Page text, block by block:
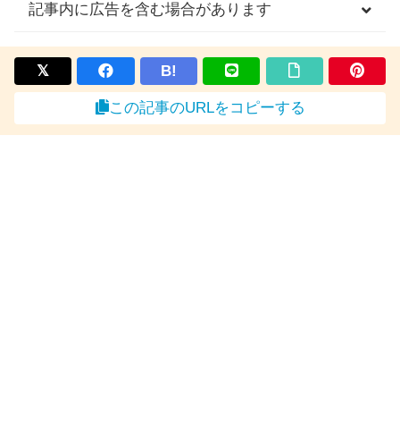
記事内に広告を含む場合があります
B!
この記事のURLをコピーする